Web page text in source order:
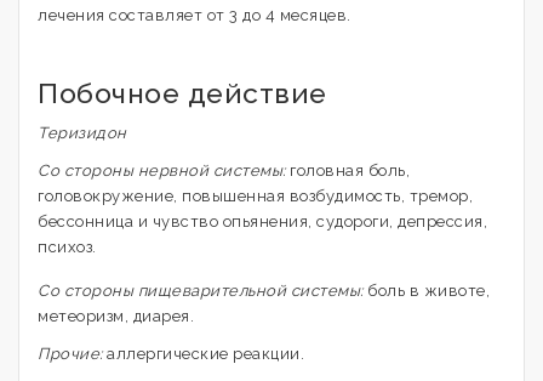
лечения составляет от 3 до 4 месяцев.
Побочное действие
Теризидон
Со стороны нервной системы:головная боль,
головокружение, повышенная возбудимость, тремор,
бессонница и чувство опьянения, судороги, депрессия,
психоз.
Со стороны пищеварительной системы:боль в животе,
метеоризм, диарея.
Прочие:аллергические реакции.